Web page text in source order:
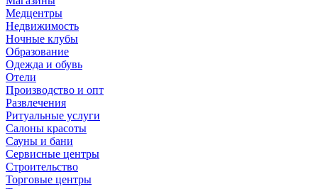
Медцентры
Недвижимость
Ночные клубы
Образование
Одежда и обувь
Отели
Производство и опт
Развлечения
Ритуальные услуги
Салоны красоты
Сауны и бани
Сервисные центры
Строительство
Торговые центры